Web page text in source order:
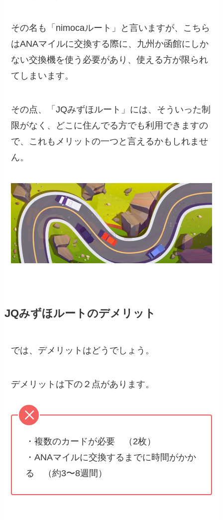
その名も「nimocaルート」と言いますが、こちら
はANAマイルに交換する際に、九州か函館にしか
ない交換機を使う必要があり、使える方が限られ
てしまいます。
その点、「JQみずほルート」には、そういった制
限がなく、どこに住んでる方でも利用できますの
で、これもメリットの一つと言えるかもしれませ
ん。
JQみずほルートのデメリット
では、デメリットはどうでしょう。
デメリットは下の２点があります。
・複数のカードが必要 （2枚）
・ANAマイルに交換するまでに時間がかか
る （約3〜8週間）